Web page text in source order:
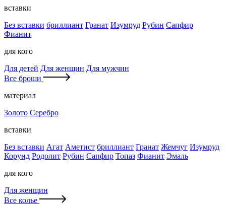
вставки
Без вставки бриллиант Гранат Изумруд Рубин Сапфир
Фианит
для кого
Для детей Для женщин Для мужчин
Все броши
материал
Золото Серебро
вставки
Без вставки Агат Аметист бриллиант Гранат Жемчуг Изумруд
Корунд Родолит Рубин Сапфир Топаз Фианит Эмаль
для кого
Для женщин
Все колье